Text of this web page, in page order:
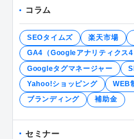
コラム
SEOタイムズ 楽天市場
GA4（Googleアナリティクス4
Googleタグマネージャー
Yahoo!ショッピング
WEB
ブランディング
補助金
セミナー